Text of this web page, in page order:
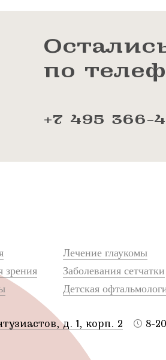
по
+7 495 366-
зрения
Лечение глаукомы
Заболевания сетчатки
Детская
д. 1, корп. 2 8-20